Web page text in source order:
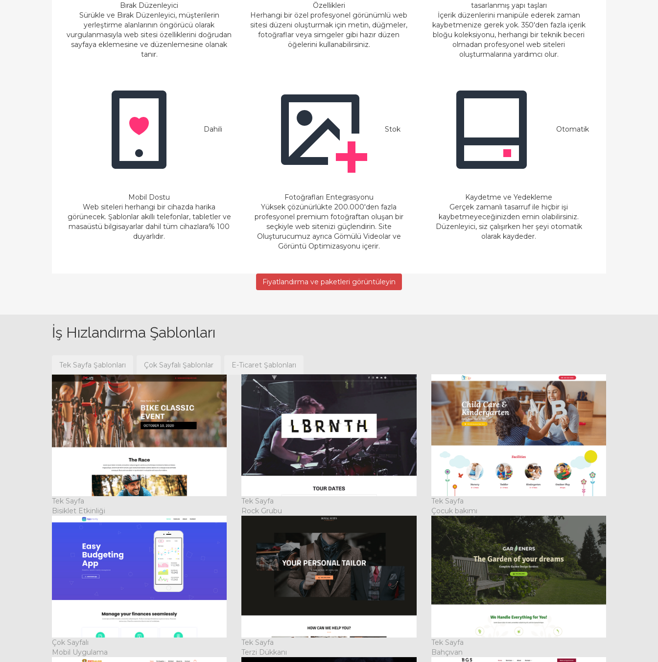
Bırak Düzenleyici
Sürükle ve Bırak Düzenleyici, müşterilerin
yerleştirme alanlarının öngörücü olarak
vurgulanmasıyla web sitesi özelliklerini doğrudan
sayfaya eklemesine ve düzenlemesine olanak
tanır.
Özellikleri
Herhangi bir özel profesyonel görünümlü web
sitesi düzeni oluşturmak için metin, düğmeler,
fotoğraflar veya simgeler gibi hazır düzen
öğelerini kullanabilirsiniz.
tasarlanmış yapı taşları
İçerik düzenlerini manipüle ederek zaman
kaybetmenize gerek yok. 350'den fazla içerik
bloğu koleksiyonu, herhangi bir teknik beceri
olmadan profesyonel web siteleri
oluşturmalarına yardımcı olur.
Dahili
Mobil Dostu
Web siteleri herhangi bir cihazda harika
görünecek. Şablonlar akıllı telefonlar, tabletler ve
masaüstü bilgisayarlar dahil tüm cihazlara% 100
duyarlıdır.
Stok
Fotoğrafları Entegrasyonu
Yüksek çözünürlükte 200.000'den fazla
profesyonel premium fotoğraftan oluşan bir
seçkiyle web sitenizi güçlendirin. Site
Oluşturucumuz ayrıca Gömülü Videolar ve
Görüntü Optimizasyonu içerir.
Otomatik
Kaydetme ve Yedekleme
Gerçek zamanlı tasarruf ile hiçbir işi
kaybetmeyeceğinizden emin olabilirsiniz.
Düzenleyici, siz çalışırken her şeyi otomatik
olarak kaydeder.
Fiyatlandırma ve paketleri görüntüleyin
İş Hızlandırma Şablonları
Tek Sayfa Şablonları Çok Sayfalı Şablonlar E-Ticaret Şablonları
Tek Sayfa
Bisiklet Etkinliği
Tek Sayfa
Rock Grubu
Tek Sayfa
Çocuk bakımı
Çok Sayfalı
Mobil Uygulama
Tek Sayfa
Terzi Dükkanı
Tek Sayfa
Bahçıvan